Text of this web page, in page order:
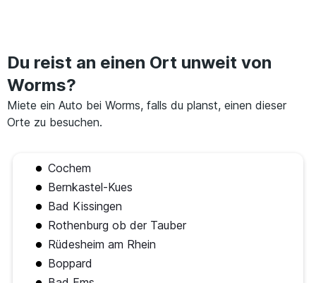
Du reist an einen Ort unweit von
Worms?
Miete ein Auto bei Worms, falls du planst, einen dieser
Orte zu besuchen.
Cochem
Bernkastel-Kues
Bad Kissingen
Rothenburg ob der Tauber
Rüdesheim am Rhein
Boppard